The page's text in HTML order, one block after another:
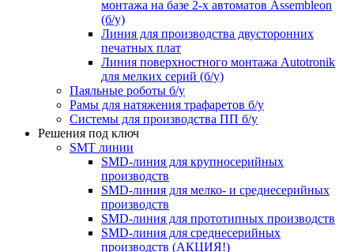
монтажа на базе 2-х автоматов Assembleon
(б/у)
Линия для производства двусторонних
печатных плат
Линия поверхностного монтажа Autotronik
для мелких серий (б/у)
Паяльные роботы б/у
Рамы для натяжения трафаретов б/у
Системы для производства ПП б/у
Решения под ключ
SMT линии
SMD-линия для крупносерийных
производств
SMD-линия для мелко- и среднесерийных
производств
SMD-линия для прототипных производств
SMD-линия для среднесерийных
производств (АКЦИЯ!)